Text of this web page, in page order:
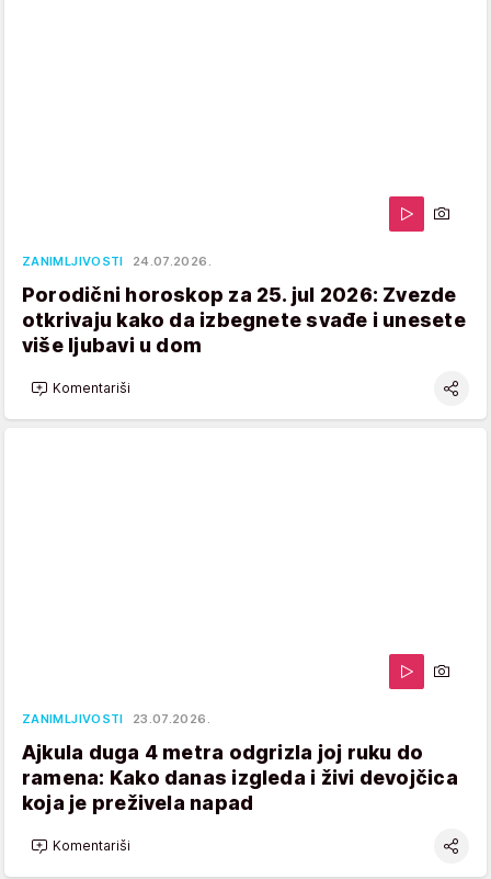
ZANIMLJIVOSTI 24.07.2026.
Porodični horoskop za 25. jul 2026: Zvezde
otkrivaju kako da izbegnete svađe i unesete
više ljubavi u dom
Komentariši
ZANIMLJIVOSTI 23.07.2026.
Ajkula duga 4 metra odgrizla joj ruku do
ramena: Kako danas izgleda i živi devojčica
koja je preživela napad
Komentariši